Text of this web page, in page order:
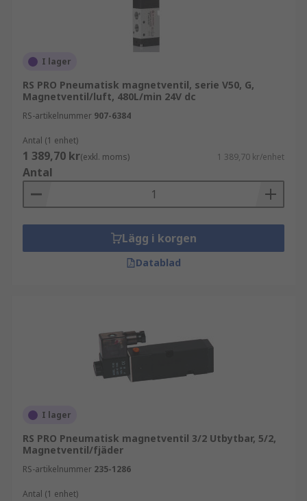
I lager
RS PRO Pneumatisk magnetventil, serie V50, G,
Magnetventil/luft, 480L/min 24V dc
RS-artikelnummer 907-6384
Antal (1 enhet)
1 389,70 kr(exkl. moms) 1 389,70 kr/enhet
Antal
Lägg i korgen
Datablad
I lager
RS PRO Pneumatisk magnetventil 3/2 Utbytbar, 5/2,
Magnetventil/fjäder
RS-artikelnummer 235-1286
Antal (1 enhet)